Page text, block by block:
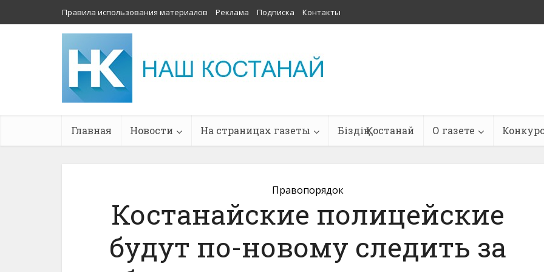
Правила использования материалов Реклама Подписка Контакты
Главная Новости На страницах газеты Біздің Қостанай О газете
Правопорядок
Костанайские полицейские
будут по-новому следить за